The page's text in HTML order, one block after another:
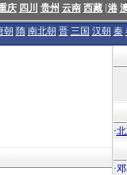
庆 四川 贵州 云南 西藏[港
朝 隋 南北朝 晋 三国 汉朝 秦
·
·